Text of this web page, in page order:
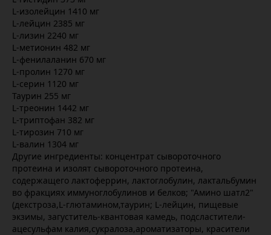
L-изолейцин 1410 мг
L-лейцин 2385 мг
L-лизин 2240 мг
L-метионин 482 мг
L-фенилаланин 670 мг
L-пролин 1270 мг
L-серин 1120 мг
Таурин 255 мг
L-треонин 1442 мг
L-триптофан 382 мг
L-тирозин 710 мг
L-валин 1304 мг
Другие ингредиенты: концентрат сывороточного
протеина и изолят сывороточного протеина,
содержащего лактоферрин, лактоглобулин, лактальбумин
во фракциях иммуноглобулинов и белков; "Амино шатл2"
(декстроза,L-глютамином,таурин; L-лейцин, пищевые
экзимы, загуститель-квантовая камедь, подсластители-
ацесульфам калия,сукралоза,ароматизаторы, красители